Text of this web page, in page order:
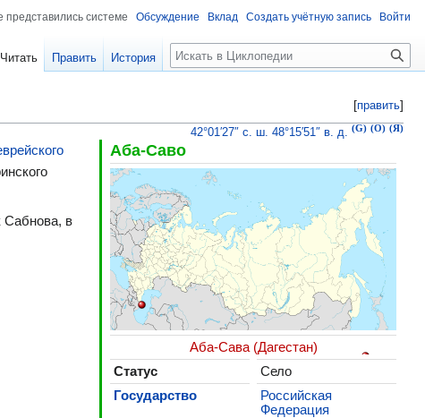
[править]
42°01′27″ с. ш. 48°15′51″ в. д. (G) (O) (Я)
Аба-Саво
Аба-Сава (Дагестан)
Статус
Село
Государство
Российская
Федерация
Сабнова, в
представились системе Обсуждение Вклад Создать учётную запись Войти
Читать Править История Поиск